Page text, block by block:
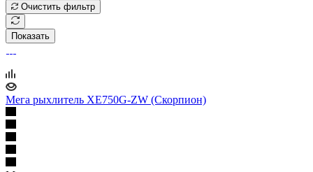
Очистить фильтр
Показать
Мега рыхлитель XE750G-ZW (Скорпион)